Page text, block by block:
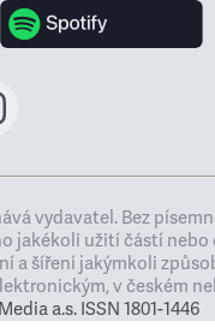
vydavatel. Bez
jakékoli užití částí nebo
a šíření jakýmkoli
v českém
a.s. ISSN 1801-1446